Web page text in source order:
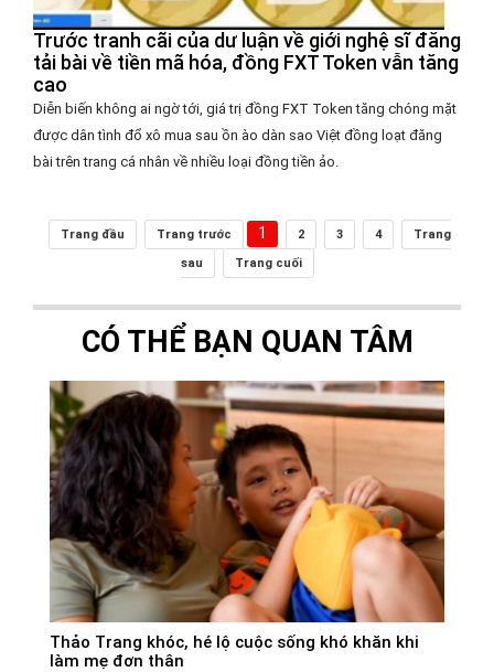
Trước tranh cãi của dư luận về giới nghệ sĩ đăng
tải bài về tiền mã hóa, đồng FXT Token vẫn tăng
cao
Diễn biến không ai ngờ tới, giá trị đồng FXT Token tăng chóng mặt
được dân tình đổ xô mua sau ồn ào dàn sao Việt đồng loạt đăng
bài trên trang cá nhân về nhiều loại đồng tiền ảo.
Trang đầu Trang trước 1 2 3 4
Trang
sau
Trang cuối
CÓ THỂ BẠN QUAN TÂM
Thảo Trang khóc, hé lộ cuộc sống khó khăn khi
làm mẹ đơn thân